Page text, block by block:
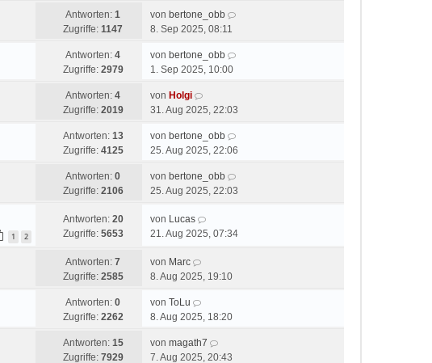
Antworten: 1
Zugriffe: 1147
von bertone_obb
8. Sep 2025, 08:11
Antworten: 4
Zugriffe: 2979
von bertone_obb
1. Sep 2025, 10:00
Antworten: 4
Zugriffe: 2019
von Holgi
31. Aug 2025, 22:03
Antworten: 13
Zugriffe: 4125
von bertone_obb
25. Aug 2025, 22:06
Antworten: 0
Zugriffe: 2106
von bertone_obb
25. Aug 2025, 22:03
1 2
Antworten: 20
Zugriffe: 5653
von Lucas
21. Aug 2025, 07:34
Antworten: 7
Zugriffe: 2585
von Marc
8. Aug 2025, 19:10
Antworten: 0
Zugriffe: 2262
von ToLu
8. Aug 2025, 18:20
Antworten: 15
Zugriffe: 7929
von magath7
7. Aug 2025, 20:43